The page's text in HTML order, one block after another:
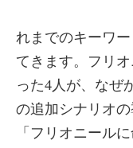
れまでのキーワ
てきます。フリ
った4人が、なぜ
の追加シナリオ
「フリオニール